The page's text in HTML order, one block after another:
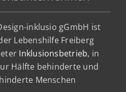
inklusio gGmbH ist
Lebenshilfe Freiberg
Inklusionsbetrieb, in
Hälfte behinderte und
Menschen